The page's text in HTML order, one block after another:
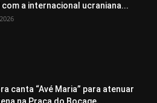
a internacional ucraniana...
canta “Avé Maria” para atenuar